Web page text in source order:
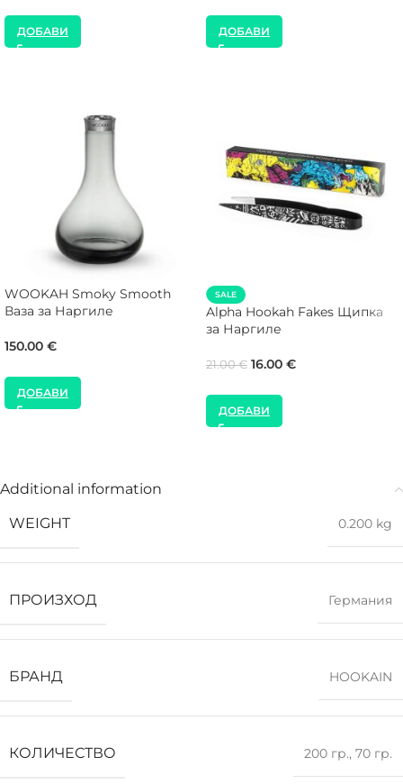
ДОБАВИ ДОБАВИ
WOOKAH Smoky Smooth
Ваза за Наргиле
150.00 €
ДОБАВИ
SALE
Alpha Hookah Fakes Щипка
за Наргиле
21.00€ 16.00 €
ДОБАВИ
Additional information
WEIGHT
0.200 kg
ПРОИЗХОД Германия
БРАНД HOOKAIN
КОЛИЧЕСТВО 200 гр., 70 гр.